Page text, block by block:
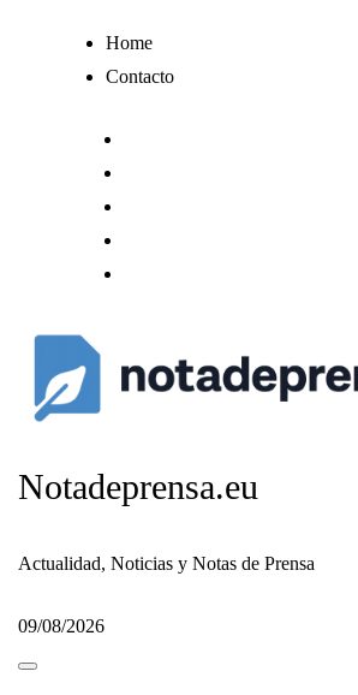
Home
Contacto
Notadeprensa.eu
Actualidad, Noticias y Notas de Prensa
09/08/2026